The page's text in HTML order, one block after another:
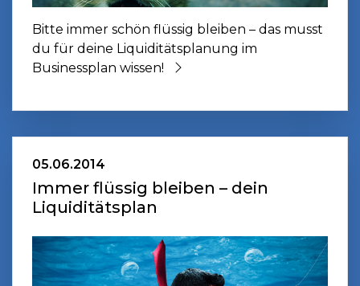
Bitte immer schön flüssig bleiben – das musst
du für deine Liquiditätsplanung im
Businessplan wissen!
05.06.2014
Immer flüssig bleiben – dein
Liquiditätsplan